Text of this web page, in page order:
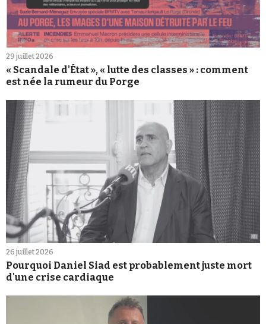
29 juillet 2026
« Scandale d'État », « lutte des classes » : comment
est née la rumeur du Porge
26 juillet 2026
Pourquoi Daniel Siad est probablement juste mort
d'une crise cardiaque